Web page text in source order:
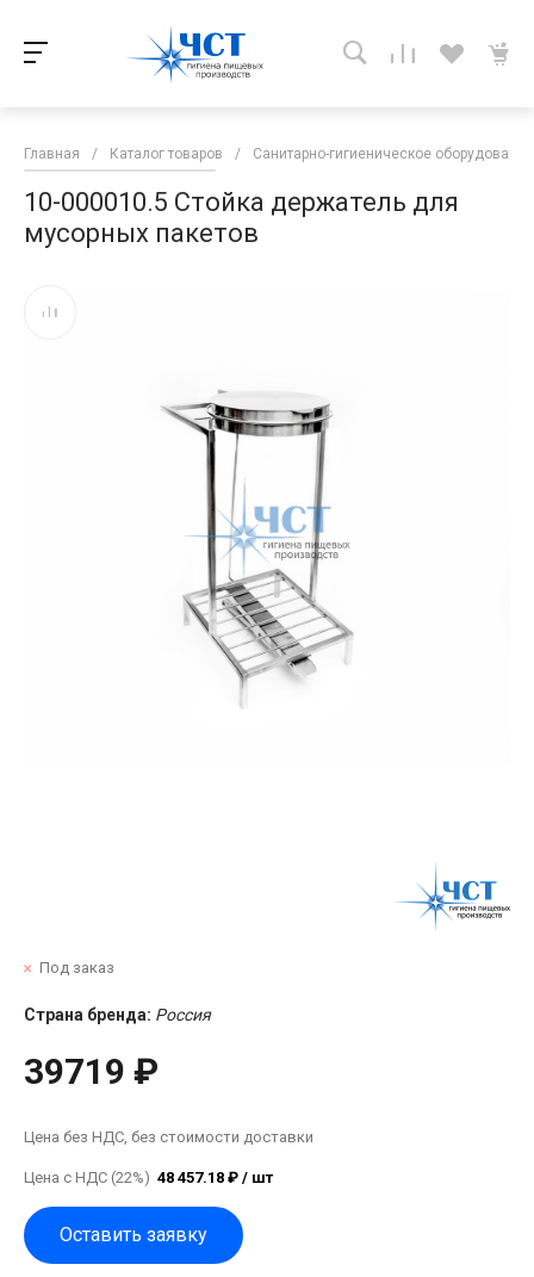
Главная / Каталог товаров / Санитарно-гигиеническое оборудование
10-000010.5 Стойка держатель для
мусорных пакетов
Под заказ
Страна бренда: Россия
39719 ₽
Цена без НДС, без стоимости доставки
Цена с НДС (22%) 48 457.18 ₽ / шт
Оставить заявку